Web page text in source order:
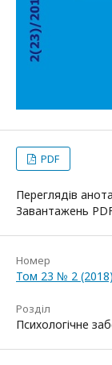
PDF
Переглядів
Завантажень
Номер
Том 23 № 2 (2018)
Розділ
Психологічне